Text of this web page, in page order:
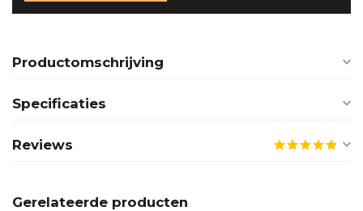
Productomschrijving
Specificaties
Reviews
Gerelateerde producten